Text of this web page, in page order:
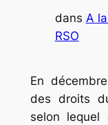
dans A
RSO
En
des droits
selon